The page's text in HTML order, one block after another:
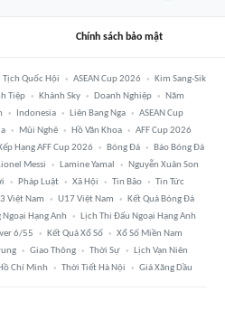
Chính sách bảo mật
Tịch Quốc Hội ASEAN Cup 2026
Kim Sang-Sik
Tiệp Khánh Sky Doanh Nghiệp
Năm
Indonesia Liên Bang Nga
ASEAN Cup
Mũi Nghê Hồ Văn Khoa
AFF Cup 2026
Hạng AFF Cup 2026 Bóng Đá
Báo Bóng Đá
Messi Lamine Yamal
Nguyễn Xuân Son
Pháp Luật Xã Hội Tin Bão
Tin Tức
Việt Nam U17 Việt Nam
Kết Quả Bóng Đá
Ngoại Hạng Anh
Lịch Thi Đấu Ngoại Hạng Anh
6/55 Kết Quả Xổ Số
Xổ Số Miền Nam
Giao Thông Thời Sự
Lịch Vạn Niên
Chí Minh Thời Tiết Hà Nội Giá Xăng Dầu